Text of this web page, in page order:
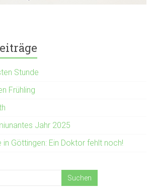
Stunde
Frühling
Jahr 2025
Göttingen: Ein Doktor fehlt noch!